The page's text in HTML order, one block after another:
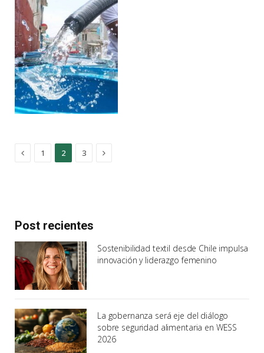
Previous
1 2 3 Next
Post recientes
Sostenibilidad textil desde Chile impulsa
innovación y liderazgo femenino
La gobernanza será eje del diálogo
sobre seguridad alimentaria en WESS
2026